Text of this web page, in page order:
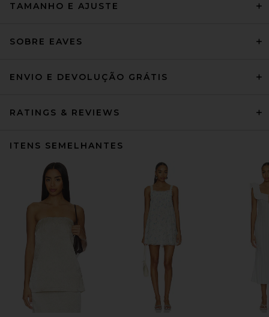
TAMANHO E AJUSTE
SOBRE EAVES
ENVIO E DEVOLUÇÃO GRÁTIS
RATINGS & REVIEWS
ITENS SEMELHANTES